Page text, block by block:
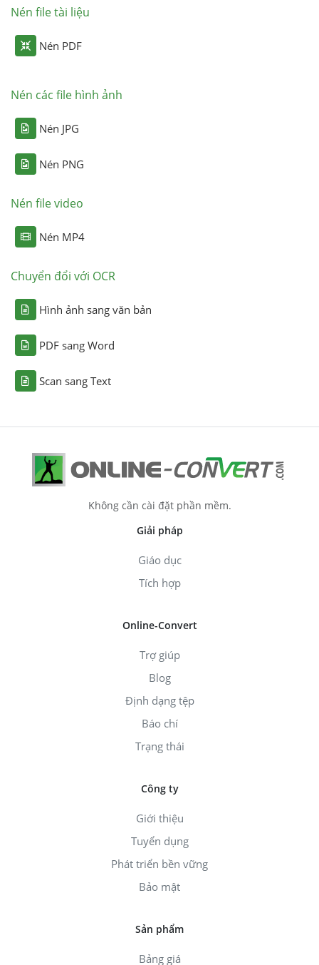
Nén file tài liệu
Nén PDF
Nén các file hình ảnh
Nén JPG
Nén PNG
Nén file video
Nén MP4
Chuyển đổi với OCR
Hình ảnh sang văn bản
PDF sang Word
Scan sang Text
Không cần cài đặt phần mềm.
Giải pháp
Giáo dục
Tích hợp
Online-Convert
Trợ giúp
Blog
Định dạng tệp
Báo chí
Trạng thái
Công ty
Giới thiệu
Tuyển dụng
Phát triển bền vững
Bảo mật
Sản phẩm
Bảng giá